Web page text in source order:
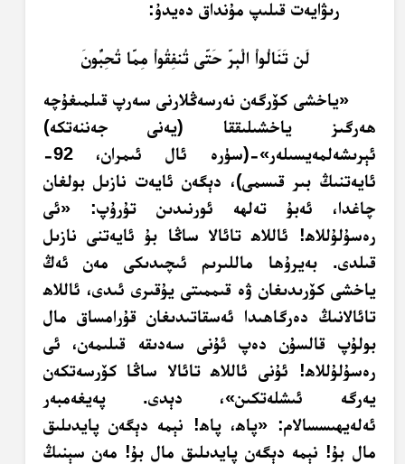
رىۋايەت قىلىپ مۇنداق دەيدۇ:
لَن تَنَالُواْ الْبِرَّ حَتَّى تُنفِقُواْ مِمَّا تُحِبُّونَ
«ياخشى كۆرگەن نەرسەڭلارنى سەرپ قىلمىغۇچە
ھەرگىز ياخشىلىققا (يەنى جەننەتكە)
ئېرىشەلمەيسىلەر»-(سۈرە ئال ئىمران، 92-
ئايەتنىڭ بىر قىسمى)، دېگەن ئايەت نازىل بولغان
چاغدا، ئەبۇ تەلھە ئورنىدىن تۇرۇپ: «ئى
رەسۇلۇللاھ! ئاللاھ تائالا ساڭا بۇ ئايەتنى نازىل
قىلدى. بەيرۇھا ماللىرىم ئىچىدىكى مەن ئەڭ
ياخشى كۆرىدىغان ۋە قىممىتى يۇقىرى ئىدى، ئاللاھ
تائالانىڭ دەرگاھىدا ئەسقاتىدىغان قۇرامساق مال
بولۇپ قالسۇن دەپ ئۇنى سەدىقە قىلىمەن، ئى
رەسۇلۇللاھ! ئۇنى ئاللاھ تائالا ساڭا كۆرسەتكەن
يەرگە ئىشلەتكىن»، دېدى. پەيغەمبەر
ئەلەيھىسسالام: «پاھ، پاھ! نېمە دېگەن پايدىلىق
مال بۇ! نېمە دېگەن پايدىلىق مال بۇ! مەن سېنىڭ